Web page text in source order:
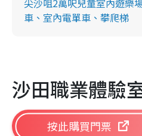
尖沙咀2萬呎兒童室內遊樂
車、室內電單車、攀爬梯
沙田職業體驗
按此購買門票